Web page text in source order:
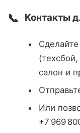
📞 Контакты
салон и
Или
+7 969